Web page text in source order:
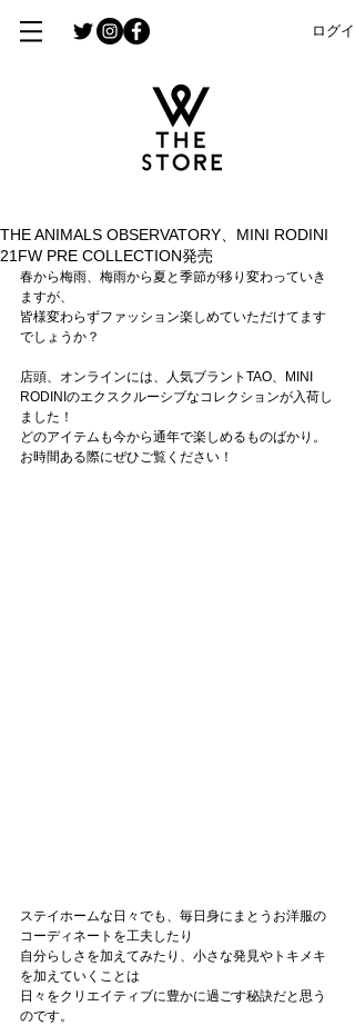
ログイ
THE ANIMALS OBSERVATORY、MINI RODINI
21FW PRE COLLECTION発売
春から梅雨、梅雨から夏と季節が移り変わっていき
ますが、
皆様変わらずファッション楽しめていただけてます
でしょうか？
店頭、オンラインには、人気ブラントTAO、MINI
RODINIのエクスクルーシブなコレクションが入荷し
ました！
どのアイテムも今から通年で楽しめるものばかり。
お時間ある際にぜひご覧ください！
ステイホームな日々でも、毎日身にまとうお洋服の
コーディネートを工夫したり
自分らしさを加えてみたり、小さな発見やトキメキ
を加えていくことは
日々をクリエイティブに豊かに過ごす秘訣だと思う
のです。